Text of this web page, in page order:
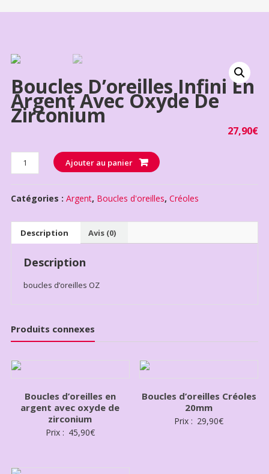
Boucles D’oreilles Infini En
Argent Avec Oxyde De
Zirconium
27,90€
Quantité Ajouter au panier
Catégories : Argent, Boucles d'oreilles, Créoles
Description Avis (0)
Description
boucles d’oreilles OZ
Produits connexes
Boucles d’oreilles en
argent avec oxyde de
zirconium
Prix : 45,90€
Boucles d’oreilles Créoles
20mm
Prix : 29,90€